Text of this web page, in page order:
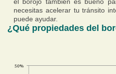
necesitas acelerar tu tránsito
puede ayudar.
¿Qué propiedades del